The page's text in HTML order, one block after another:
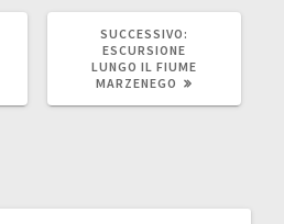
SUCCESSIVO:
ESCURSIONE
LUNGO IL FIUME
MARZENEGO